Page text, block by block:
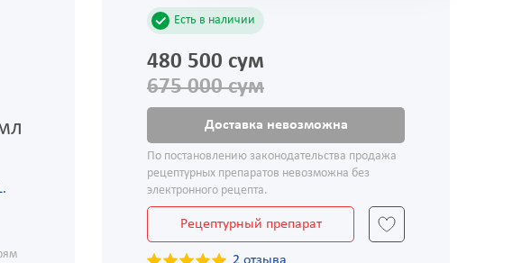
Есть в наличии
480 500 сум
675 000 сум
Доставка невозможна
По постановлению законодательства продажа
рецептурных препаратов невозможна без
электронного рецепта.
Рецептурный препарат